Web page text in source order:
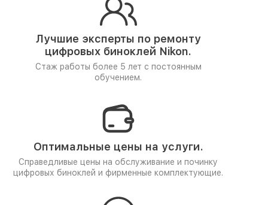
Лучшие эксперты по ремонту
цифровых биноклей Nikon.
Стаж работы более 5 лет с постоянным
обучением.
Оптимальные цены на услуги.
Справедливые цены на обслуживание и починку
цифровых биноклей и фирменные комплектующие.